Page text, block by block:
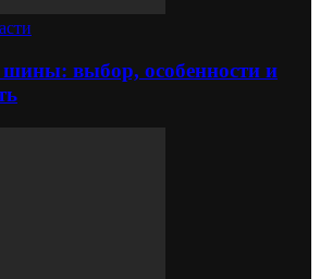
выбор, особенности и